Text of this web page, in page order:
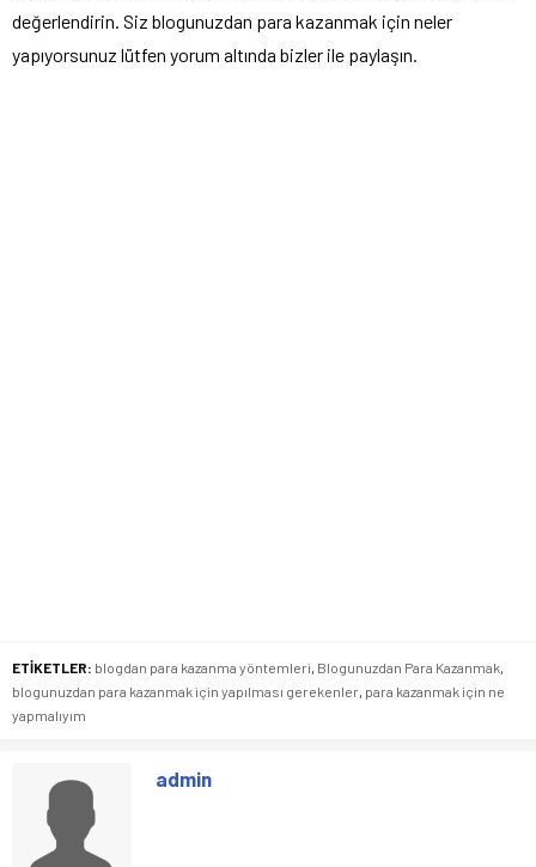
değerlendirin. Siz blogunuzdan para kazanmak için neler
yapıyorsunuz lütfen yorum altında bizler ile paylaşın.
ETİKETLER: blogdan para kazanma yöntemleri Blogunuzdan Para Kazanmak
blogunuzdan para kazanmak için yapılması gerekenler para kazanmak için ne
yapmalıyım
admin